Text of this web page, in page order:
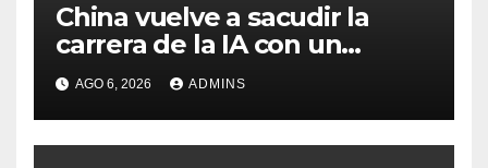
China vuelve a sacudir la
carrera de la IA con un
modelo capaz de trabajar
durante días sin intervención
humana
AGO 6, 2026 ADMINS